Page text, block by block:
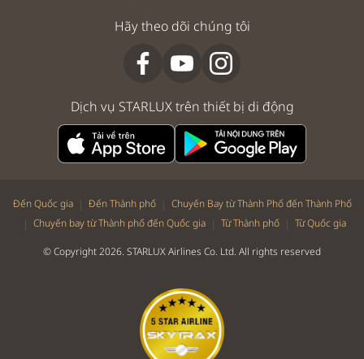
Hãy theo dõi chúng tôi
Dịch vụ STARLUX trên thiết bị di động
Đến Quốc gia | Đến Thành phố | Chuyến Bay từ Thành Phố đến Thành Phố
| Chuyến bay từ Thành phố đến Quốc gia | Từ Thành phố | Từ Quốc gia
© Copyright 2026. STARLUX Airlines Co. Ltd. All rights reserved